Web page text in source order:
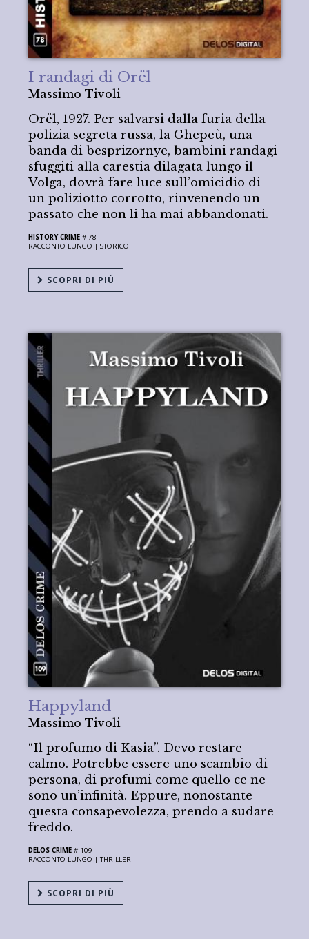
I randagi di Orël
Massimo Tivoli
Orël, 1927. Per salvarsi dalla furia della
polizia segreta russa, la Ghepeù, una
banda di besprizornye, bambini randagi
sfuggiti alla carestia dilagata lungo il
Volga, dovrà fare luce sull’omicidio di
un poliziotto corrotto, rinvenendo un
passato che non li ha mai abbandonati.
HISTORY CRIME # 78
RACCONTO LUNGO |STORICO
SCOPRI DI PIÙ
Happyland
Massimo Tivoli
“Il profumo di Kasia”. Devo restare
calmo. Potrebbe essere uno scambio di
persona, di profumi come quello ce ne
sono un’infinità. Eppure, nonostante
questa consapevolezza, prendo a sudare
freddo.
DELOS CRIME # 109
RACCONTO LUNGO |THRILLER
SCOPRI DI PIÙ